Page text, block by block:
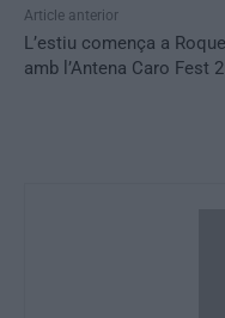
Article anterior
L’estiu comença a
amb l’Antena Caro Fest